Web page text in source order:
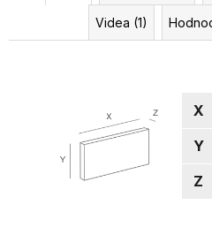
Videa (1)
X
Y
Z